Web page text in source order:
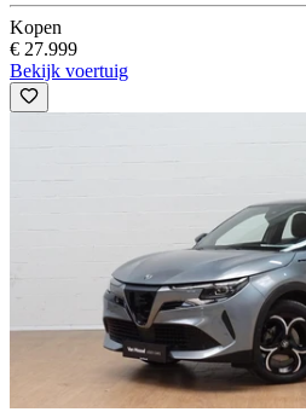
Kopen
€ 27.999
Bekijk voertuig